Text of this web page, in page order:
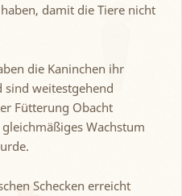
damit die Tiere nicht
die Kaninchen ihr
weitestgehend
Fütterung Obacht
Wachstum
Schecken erreicht